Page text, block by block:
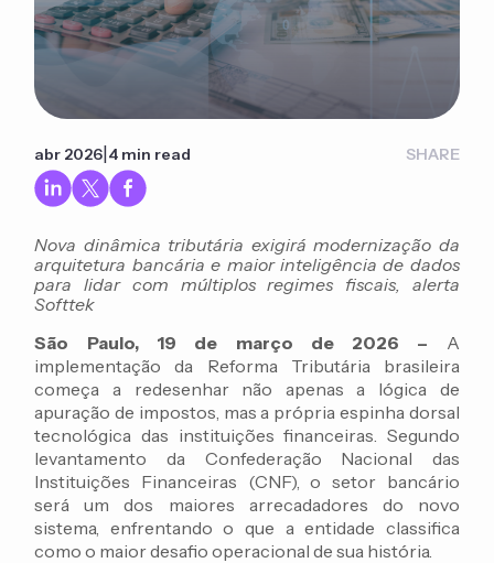
abr 2026|4 min read SHARE
Nova dinâmica tributária exigirá modernização da
arquitetura bancária e maior inteligência de dados
para lidar com múltiplos regimes fiscais, alerta
Softtek
São Paulo, 19 de março de 2026 – A
implementação da Reforma Tributária brasileira
começa a redesenhar não apenas a lógica de
apuração de impostos, mas a própria espinha dorsal
tecnológica das instituições financeiras. Segundo
levantamento da Confederação Nacional das
Instituições Financeiras (CNF), o setor bancário
será um dos maiores arrecadadores do novo
sistema, enfrentando o que a entidade classifica
como o maior desafio operacional de sua história.